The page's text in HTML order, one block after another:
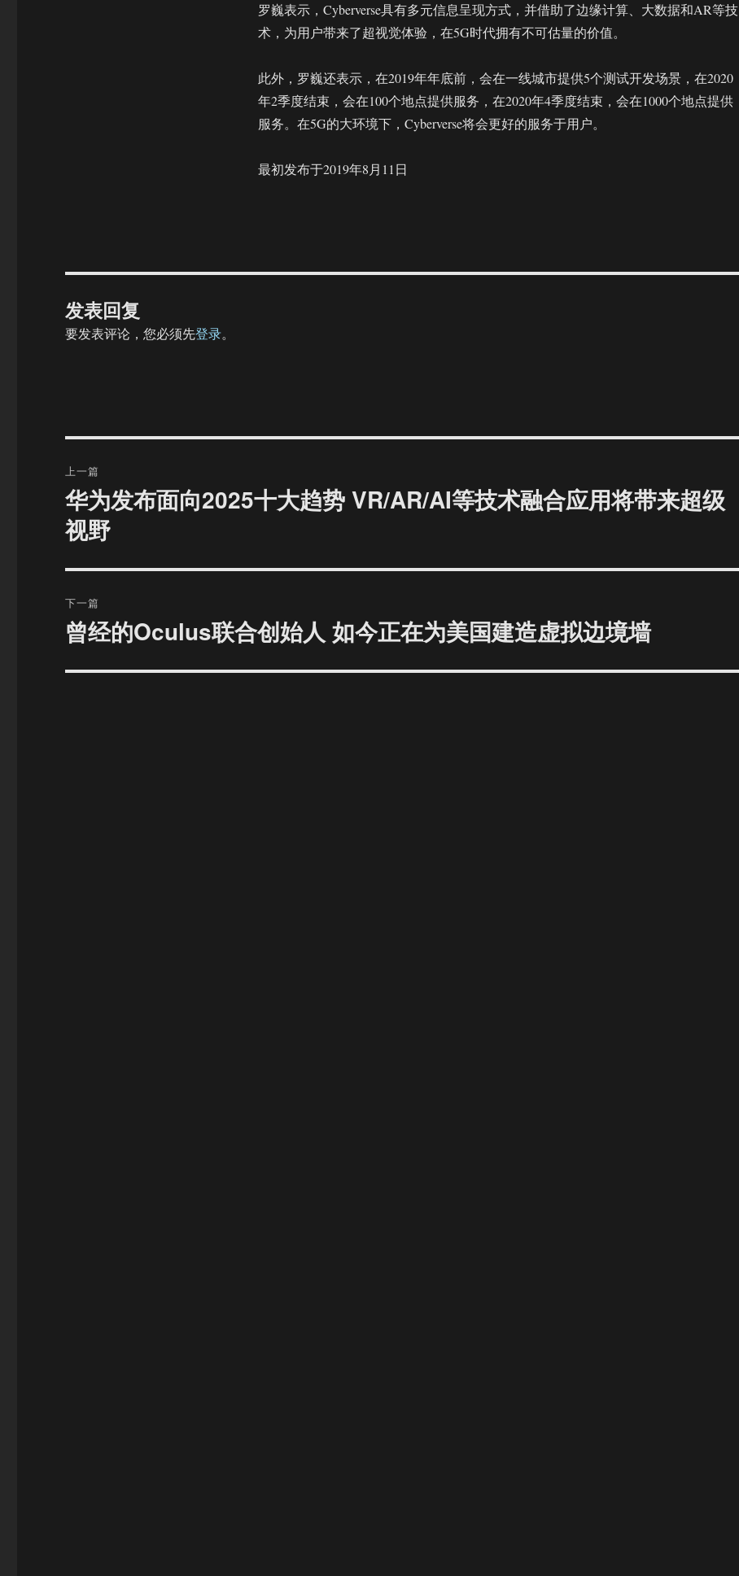
罗巍表示，Cyberverse具有多元信息呈现方式，并借助了边缘计算、大数据和AR等技
术，为用户带来了超视觉体验，在5G时代拥有不可估量的价值。
此外，罗巍还表示，在2019年年底前，会在一线城市提供5个测试开发场景，在2020
年2季度结束，会在100个地点提供服务，在2020年4季度结束，会在1000个地点提供
服务。在5G的大环境下，Cyberverse将会更好的服务于用户。
最初发布于2019年8月11日
发表回复
要发表评论，您必须先登录。
章
导
上一篇
上
篇
文
章：
华为发布面向2025十大趋势 VR/AR/AI等技术融合应用将带来超级
视野
下一篇
下
篇
文
​曾经的Oculus联合创始人 如今正在为美国建造虚拟边境墙